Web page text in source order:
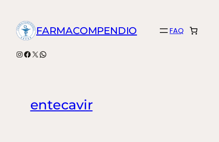
contenidoFARMACOMPENDIO FAQ
Instagram
Facebook
X WhatsApp
entecavir